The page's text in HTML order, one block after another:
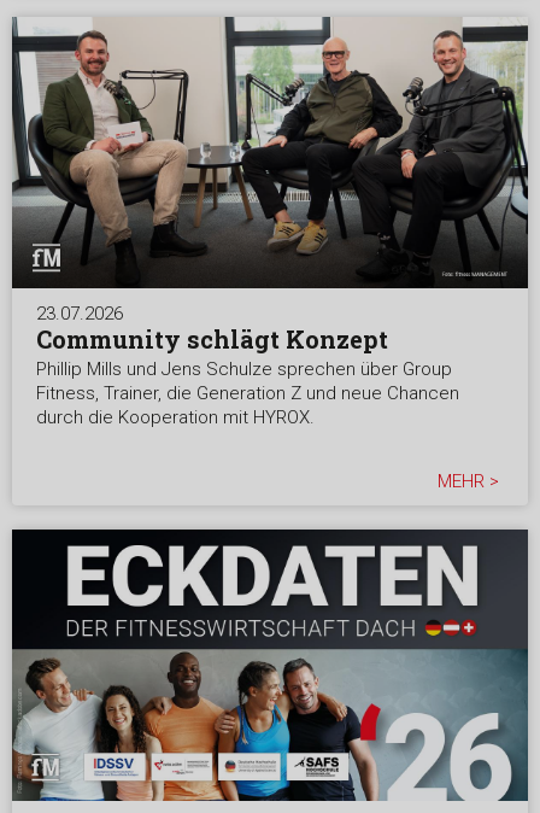
23.07.2026
Community schlägt Konzept
Phillip Mills und Jens Schulze sprechen über Group
Fitness, Trainer, die Generation Z und neue Chancen
durch die Kooperation mit HYROX.
MEHR >